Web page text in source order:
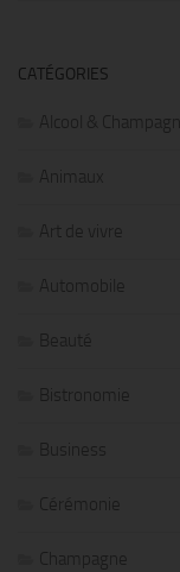
CATÉGORIES
Alcool &
Animaux
Art de vivre
Automobile
Beauté
Bistronomie
Business
Cérémonie
Champagne